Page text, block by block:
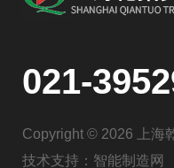
021-
Copyright © 2026 上海
技术支持： 智能制造网